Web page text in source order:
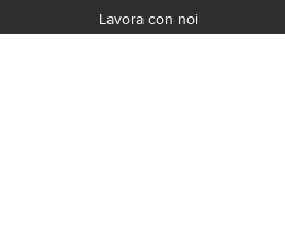
Lavora con noi